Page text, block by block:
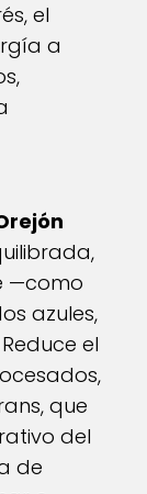
el
a
—como
azules,
el
que
del
de